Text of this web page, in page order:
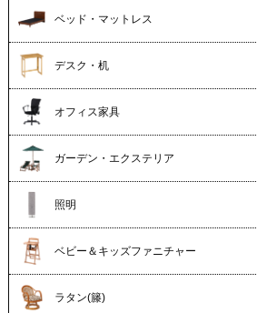
ベッド・マットレス
デスク・机
オフィス家具
ガーデン・エクステリア
照明
ベビー＆キッズファニチャー
ラタン(籐)